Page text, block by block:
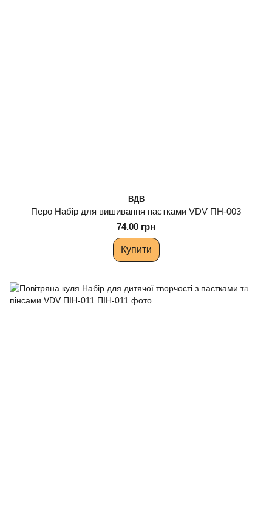
ВДВ
Перо Набір для вишивання паєтками VDV ПН-003
74.00 грн
Купити